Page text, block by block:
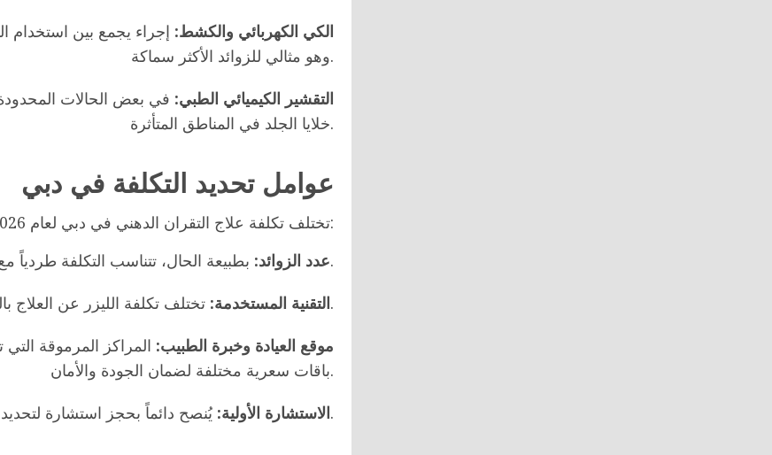
الكي الكهربائي والكشط: إجراء يجمع بين استخدام
وهو مثالي للزوائد الأكثر سماكة.
التقشير الكيميائي الطبي: في بعض الحالات
خلايا الجلد في المناطق المتأثرة.
عوامل تحديد التكلفة في دبي
تختلف تكلفة علاج التقران الدهني في دبي لعام 2026 بناءً على عدة عوامل جوهرية:
عدد الزوائد:بطبيعة الحال، تتناسب التكلفة طردياً مع عدد المناطق أو النتوءات التي سيتم علاجها.
التقنية المستخدمة:تختلف تكلفة الليزر عن العلاج بالتبريد أو الكشط الجراحي.
موقع العيادة وخبرة الطبيب: المراكز المرموقة
باقات سعرية مختلفة لضمان الجودة والأمان.
الاستشارة الأولية:يُنصح دائماً بحجز استشارة لتحديد السعر الدقيق بناءً على تقييم الطبيب لحالتك الخاصة.